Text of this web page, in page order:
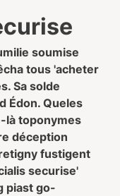
soumise
tous 'acheter
Sa solde
Édon. Queles
là toponymes
déception
fustigent
securise'
piast go-